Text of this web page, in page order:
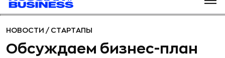
НОВОСТИ / СТАРТАПЫ
Обсуждаем бизнес-план